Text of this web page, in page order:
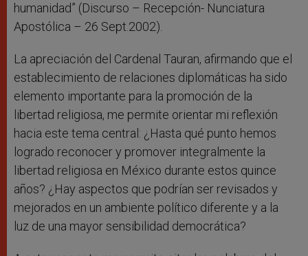
humanidad” (Discurso – Recepción- Nunciatura
Apostólica – 26 Sept.2002).
La apreciación del Cardenal Tauran, afirmando que el
establecimiento de relaciones diplomáticas ha sido
elemento importante para la promoción de la
libertad religiosa, me permite orientar mi reflexión
hacia este tema central: ¿Hasta qué punto hemos
logrado reconocer y promover integralmente la
libertad religiosa en México durante estos quince
años? ¿Hay aspectos que podrían ser revisados y
mejorados en un ambiente político diferente y a la
luz de una mayor sensibilidad democrática?